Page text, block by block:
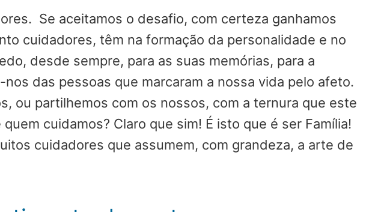
Se aceitamos o desafio, com certeza ganhamos
cuidadores, têm na formação da personalidade e no
desde sempre, para as suas memórias, para a
das pessoas que marcaram a nossa vida pelo afeto.
ou partilhemos com os nossos, com a ternura que este
cuidamos? Claro que sim! É isto que é ser Família!
cuidadores que assumem, com grandeza, a arte de